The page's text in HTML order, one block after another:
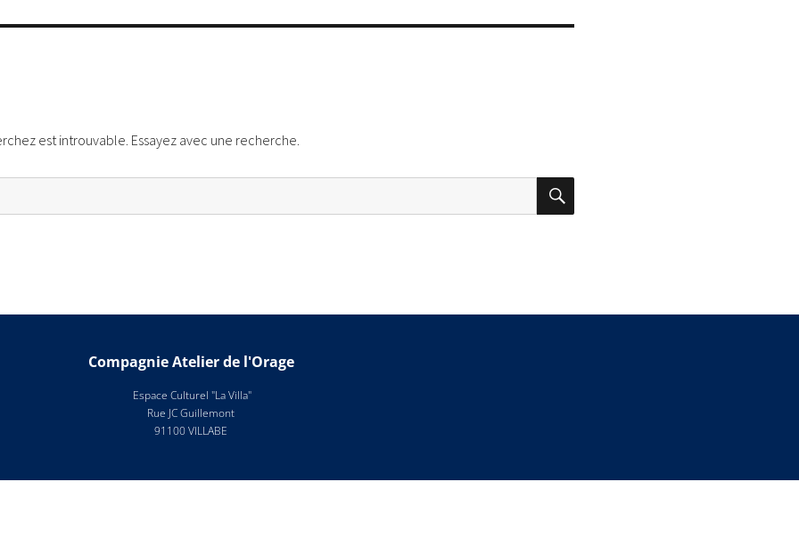
est introuvable. Essayez avec une recherche.
Compagnie Atelier de l'Orage
Espace Culturel "La Villa"
Rue JC Guillemont
91100 VILLABE